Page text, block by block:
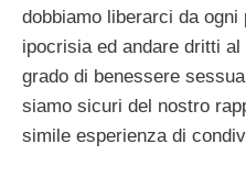
dobbiamo liberarci da
ipocrisia ed andare dritti
grado di benessere
siamo sicuri del nostro
simile esperienza di